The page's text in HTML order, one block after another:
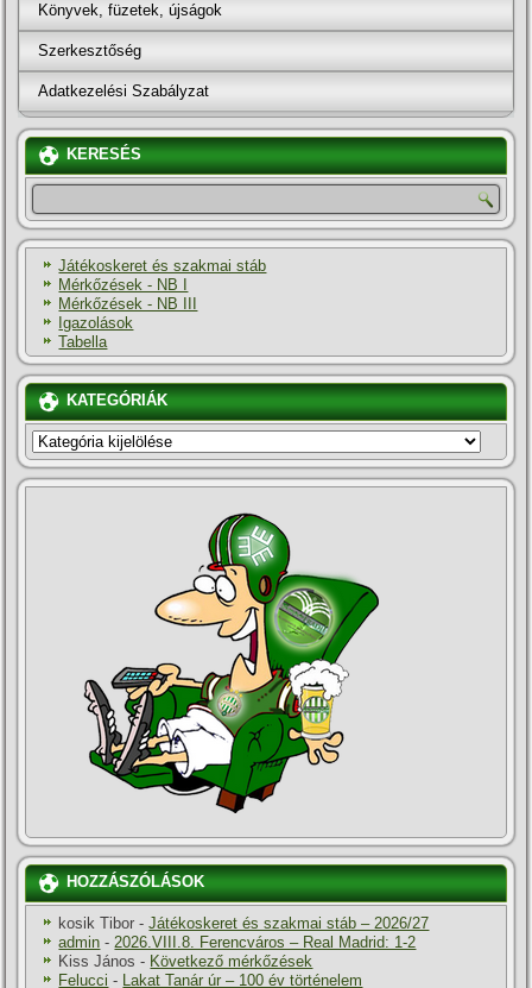
Könyvek, füzetek, újságok
Szerkesztőség
Adatkezelési Szabályzat
KERESÉS
Játékoskeret és szakmai stáb
Mérkőzések - NB I
Mérkőzések - NB III
Igazolások
Tabella
KATEGÓRIÁK
KATEGÓRIÁK
HOZZÁSZÓLÁSOK
kosik Tibor -Játékoskeret és szakmai stáb – 2026/27
admin -2026.VIII.8. Ferencváros – Real Madrid: 1-2
Kiss János - Következő mérkőzések
Felucci - Lakat Tanár úr – 100 év történelem